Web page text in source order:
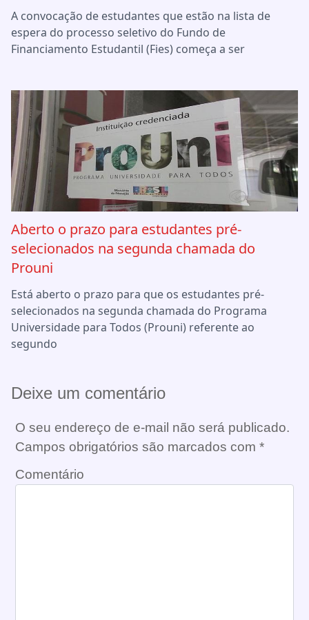
A convocação de estudantes que estão na lista de
espera do processo seletivo do Fundo de
Financiamento Estudantil (Fies) começa a ser
Aberto o prazo para estudantes pré-
selecionados na segunda chamada do
Prouni
Está aberto o prazo para que os estudantes pré-
selecionados na segunda chamada do Programa
Universidade para Todos (Prouni) referente ao
segundo
Deixe um comentário
O seu endereço de e-mail não será publicado.
Campos obrigatórios são marcados com *
Comentário